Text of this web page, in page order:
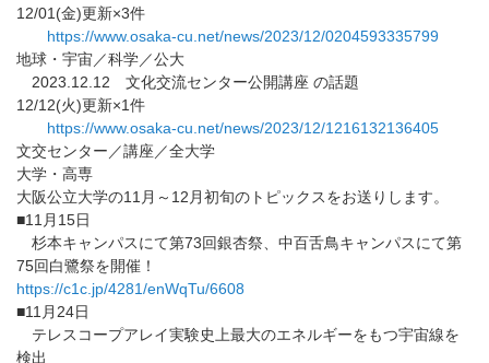
12/01(金)更新×3件
https://www.osaka-cu.net/news/2023/12/0204593335799
地球・宇宙／科学／公大
2023.12.12 文化交流センター公開講座 の話題
12/12(火)更新×1件
https://www.osaka-cu.net/news/2023/12/1216132136405
文交センター／講座／全大学
大学・高専
大阪公立大学の11月～12月初旬のトピックスをお送りします。
■11月15日
杉本キャンパスにて第73回銀杏祭、 中百舌鳥キャンパスにて第
75回白鷺祭を開催！
https://c1c.jp/4281/enWqTu/6608
■11月24日
テレスコープアレイ実験史上最大のエネルギーをもつ宇宙線を
検出